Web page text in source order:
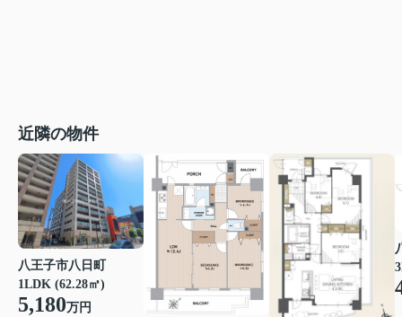
近隣の物件
八王子市八日町
1LDK (62.28㎡)
5,180万円